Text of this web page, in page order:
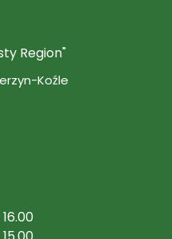
Region"
Koźle